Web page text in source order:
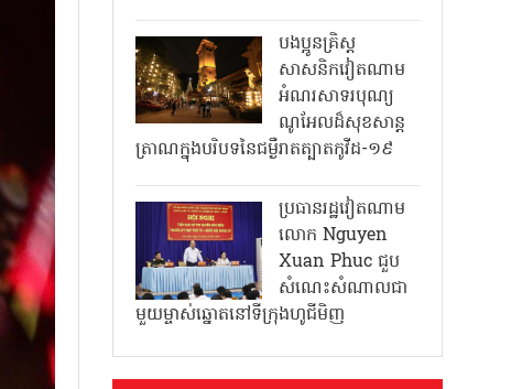
បងប្អូនគ្រិស្ត
សាសនិកវៀតណាម
អំណរសាទរបុណ្យ
ណូអែលដ៏សុខសាន្ត
ត្រាណក្នុងបរិបទនៃជម្ងឺរាតត្បាតកូវីដ-១៩
ប្រធានរដ្ឋវៀតណាម
លោក Nguyen
Xuan Phuc ជួប
សំណេះសំណាលជា
មួយម្ចាស់ឆ្នោតនៅទីក្រុងហូជីមិញ